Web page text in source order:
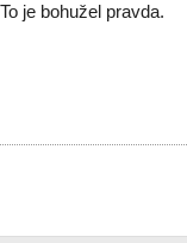
je bohužel pravda.